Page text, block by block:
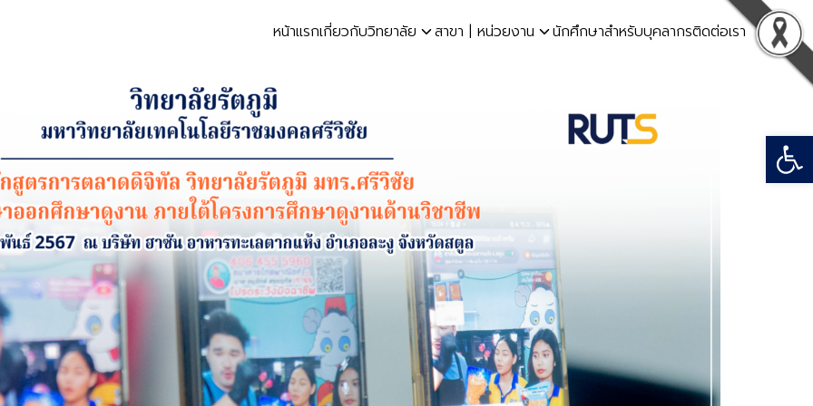
หน้าแรกเกี่ยวกับวิทยาลัย สาขา | หน่วยงาน นักศึกษาสำหรับบุคลากรติดต่อเรา